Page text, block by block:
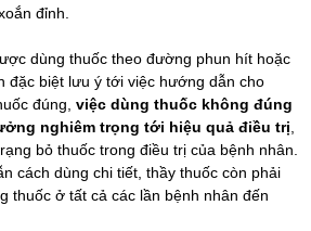
đỉnh.
dùng thuốc theo đường phun hít hoặc
đặc biệt lưu ý tới việc hướng dẫn cho
đúng, việc dùng thuốc không đúng
nghiêm trọng tới hiệu quả điều trị
bỏ thuốc trong điều trị của bệnh nhân.
cách dùng chi tiết, thầy thuốc còn phải
thuốc ở tất cả các lần bệnh nhân đến